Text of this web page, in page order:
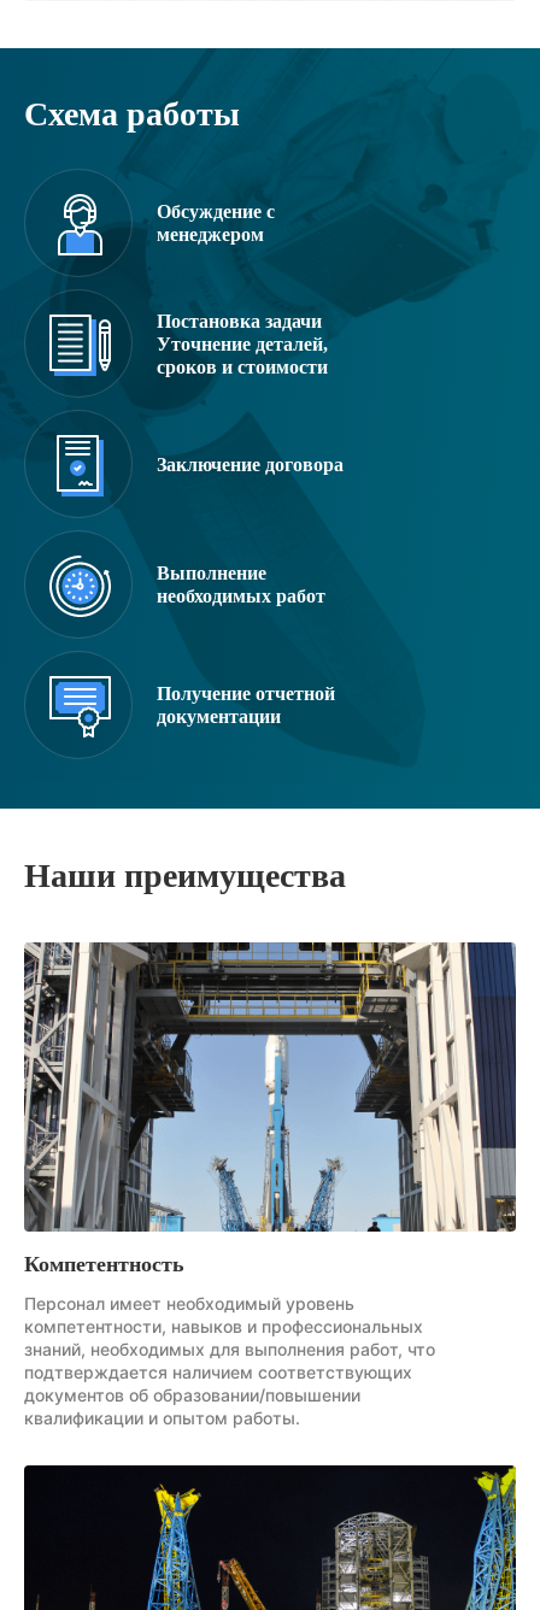
Схема работы
Обсуждение с
менеджером
Постановка задачи
Уточнение деталей,
сроков и стоимости
Заключение договора
Выполнение
необходимых работ
Получение отчетной
документации
Наши преимущества
Компетентность
Персонал имеет необходимый уровень
компетентности, навыков и профессиональных
знаний, необходимых для выполнения работ, что
подтверждается наличием соответствующих
документов об образовании/повышении
квалификации и опытом работы.